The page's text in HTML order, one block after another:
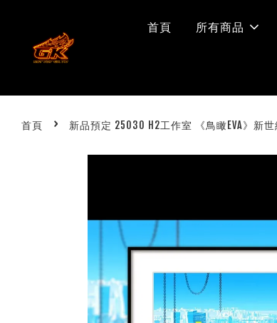
首頁 所有商品
首頁 › 新品預定 25030 H2工作室 《鳥瞰EVA》新